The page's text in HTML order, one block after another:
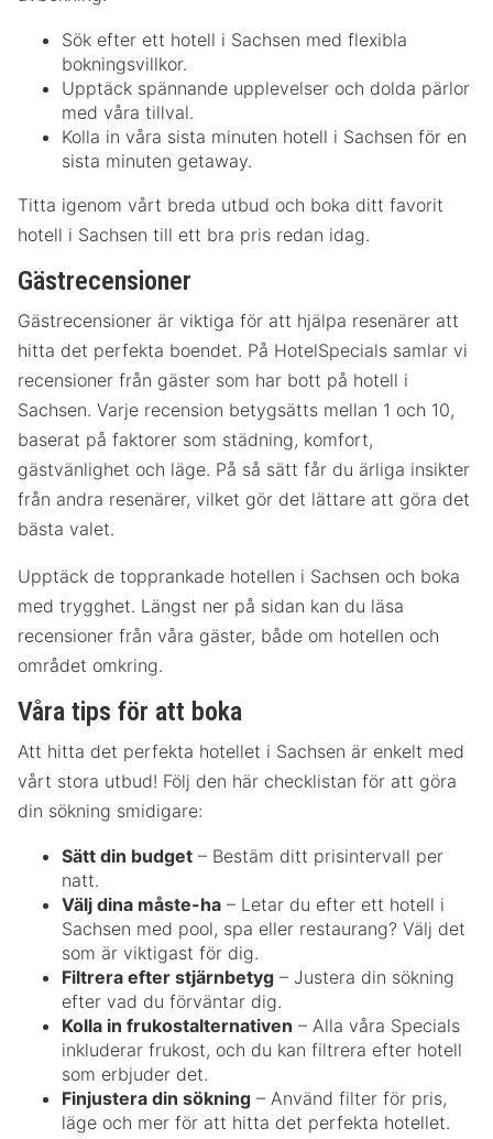
Sök efter ett hotell i Sachsen med flexibla
bokningsvillkor.
Upptäck spännande upplevelser och dolda pärlor
med våra tillval.
Kolla in våra sista minuten hotell i Sachsen för en
sista minuten getaway.
Titta igenom vårt breda utbud och boka ditt favorit
hotell i Sachsen till ett bra pris redan idag.
Gästrecensioner
Gästrecensioner är viktiga för att hjälpa resenärer att
hitta det perfekta boendet. På HotelSpecials samlar vi
recensioner från gäster som har bott på hotell i
Sachsen. Varje recension betygsätts mellan 1 och 10,
baserat på faktorer som städning, komfort,
gästvänlighet och läge. På så sätt får du ärliga insikter
från andra resenärer, vilket gör det lättare att göra det
bästa valet.
Upptäck de topprankade hotellen i Sachsen och boka
med trygghet. Längst ner på sidan kan du läsa
recensioner från våra gäster, både om hotellen och
området omkring.
Våra tips för att boka
Att hitta det perfekta hotellet i Sachsen är enkelt med
vårt stora utbud! Följ den här checklistan för att göra
din sökning smidigare:
Sätt din budget – Bestäm ditt prisintervall per
natt.
Välj dina måste-ha – Letar du efter ett hotell i
Sachsen med pool, spa eller restaurang? Välj det
som är viktigast för dig.
Filtrera efter stjärnbetyg – Justera din sökning
efter vad du förväntar dig.
Kolla in frukostalternativen – Alla våra Specials
inkluderar frukost, och du kan filtrera efter hotell
som erbjuder det.
Finjustera din sökning – Använd filter för pris,
läge och mer för att hitta det perfekta hotellet.